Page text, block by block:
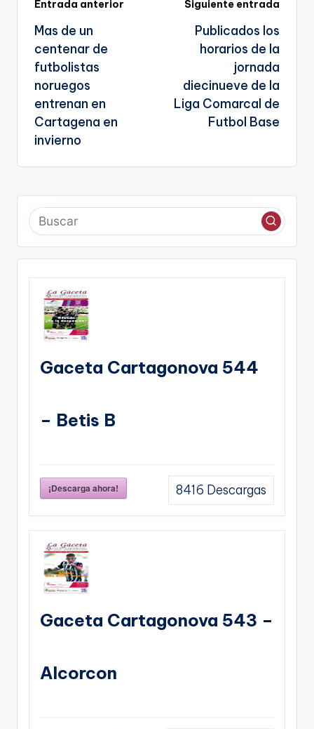
sl
a
te
Navegación
de
entradas
Entrada anterior
Mas de un
centenar de
futbolistas
noruegos
entrenan en
Cartagena en
invierno
Siguiente entrada
Publicados los
horarios de la
jornada
diecinueve de la
Liga Comarcal de
Futbol Base
Gaceta Cartagonova 544
– Betis B
¡Descarga ahora! 8416 Descargas
Gaceta Cartagonova 543 –
Alcorcon